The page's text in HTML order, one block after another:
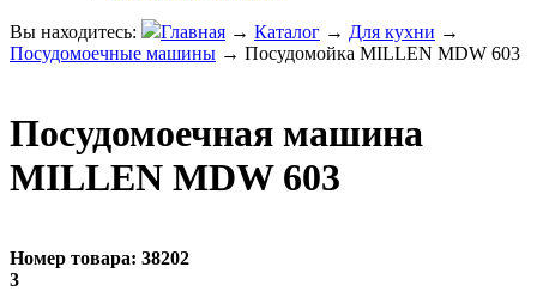
Вы находитесь: Главная → Каталог → Для кухни →
Посудомоечные машины → Посудомойка MILLEN MDW 603
Посудомоечная машина
MILLEN MDW 603
Номер товара: 38202
3